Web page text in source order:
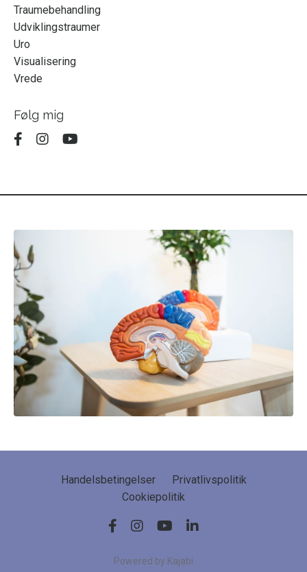
Traumebehandling
Udviklingstraumer
Uro
Visualisering
Vrede
Følg mig
Handelsbetingelser
Privatlivspolitik
Cookiepolitik
Powered by Kajabi